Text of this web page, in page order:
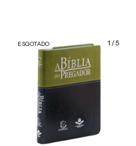
1 /5
ESGOTADO